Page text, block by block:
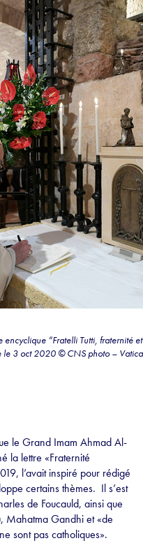
encyclique “Fratelli Tutti, fraternité
le 3 oct 2020 © CNS photo –
le Grand Imam Ahmad Al-
la lettre «Fraternité
l’avait inspiré pour rédigé
certains thèmes. Il s’est
de Foucauld, ainsi que
Mahatma Gandhi et «de
sont pas catholiques».